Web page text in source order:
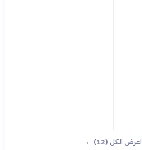
اعرض الكل (12) ←